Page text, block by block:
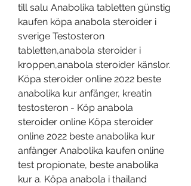
till salu Anabolika tabletten günstig
kaufen köpa anabola steroider i
sverige Testosteron
tabletten,anabola steroider i
kroppen,anabola steroider känslor.
Köpa steroider online 2022 beste
anabolika kur anfänger, kreatin
testosteron - Köp anabola
steroider online Köpa steroider
online 2022 beste anabolika kur
anfänger Anabolika kaufen online
test propionate, beste anabolika
kur a. Köpa anabola i thailand